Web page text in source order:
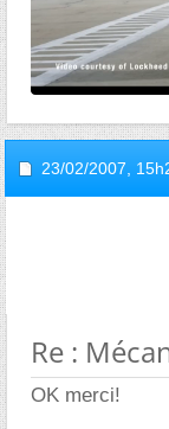
23/02/2007,
Re :
OK merci!